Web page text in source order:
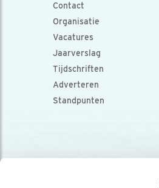
Contact
Organisatie
Vacatures
Jaarverslag
Tijdschriften
Adverteren
Standpunten